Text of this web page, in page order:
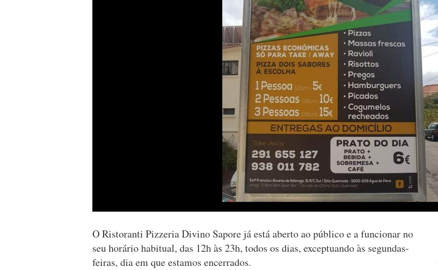
O Ristoranti Pizzeria Divino Sapore já está aberto ao público e a funcionar no
seu horário habitual, das 12h às 23h, todos os dias, exceptuando às segundas-
feiras, dia em que estamos encerrados.